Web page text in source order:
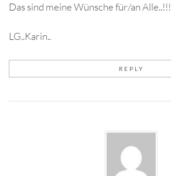
Das sind meine Wünsche für/an Alle..!!!
LG..Karin..
REPLY